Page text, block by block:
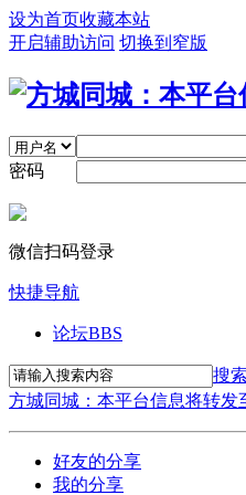
设为首页收藏本站
开启辅助访问 切换到窄版
密码
微信扫码登录
快捷导航
论坛BBS
搜索
方城同城：本平台信息将转
好友的分享
我的分享